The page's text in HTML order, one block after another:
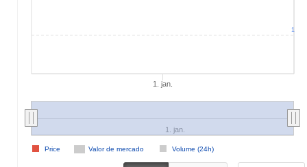
1. jan.
Valor de mercado Volume (24h)
Price
1. jan.
1